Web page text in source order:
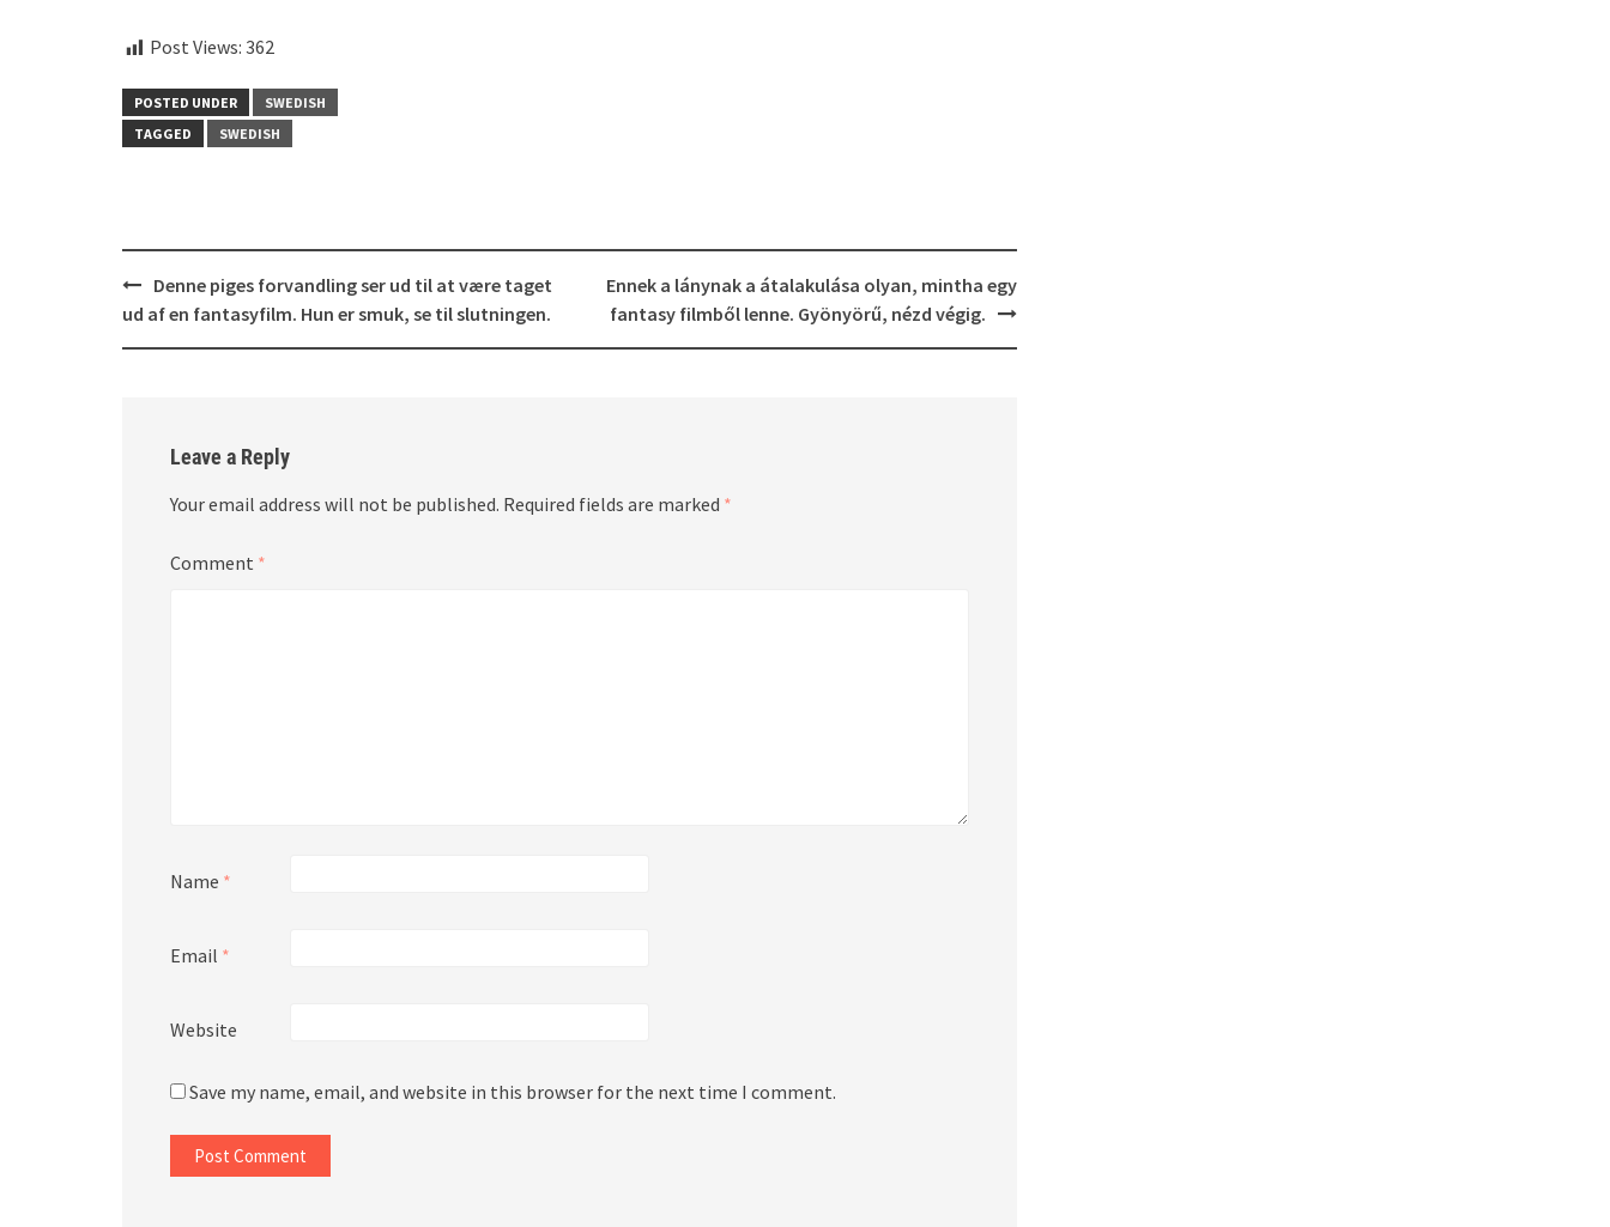
Post Views: 362
POSTED UNDER
SWEDISH
TAGGED
SWEDISH
Post
navigation
Denne piges forvandling ser ud til at være taget
ud af en fantasyfilm. Hun er smuk, se til slutningen.
Ennek a lánynak a átalakulása olyan, mintha egy
fantasy filmből lenne. Gyönyörű, nézd végig.
Leave a Reply
Your email address will not be published. Required fields are marked *
Comment *
Name *
Email *
Website
Save my name, email, and website in this browser for the next time I comment.